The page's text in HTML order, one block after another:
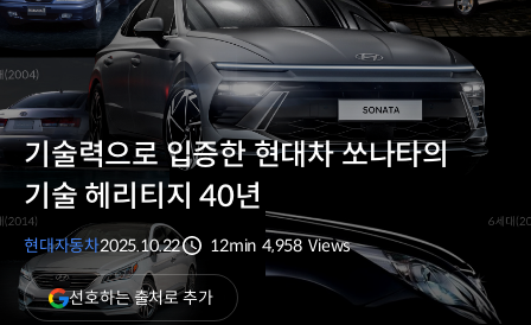
기술력으로 입증한 현대차 쏘나타의
기술 헤리티지 40년
현대자동차2025.10.22
12min
조회수
4,958 Views
선호하는 출처로 추가(새